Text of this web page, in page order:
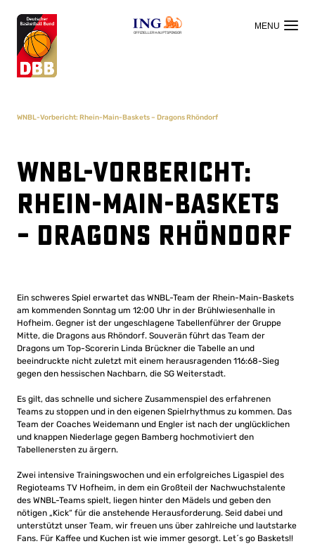
OFFIZIELLER HAUPTSPONSOR
WNBL-Vorbericht: Rhein-Main-Baskets – Dragons Rhöndorf
WNBL-Vorbericht:
Rhein-Main-Baskets
– Dragons Rhöndorf
Ein schweres Spiel erwartet das WNBL-Team der Rhein-Main-Baskets
am kommenden Sonntag um 12:00 Uhr in der Brühlwiesenhalle in
Hofheim. Gegner ist der ungeschlagene Tabellenführer der Gruppe
Mitte, die Dragons aus Rhöndorf. Souverän führt das Team der
Dragons um Top-Scorerin Linda Brückner die Tabelle an und
beeindruckte nicht zuletzt mit einem herausragenden 116:68-Sieg
gegen den hessischen Nachbarn, die SG Weiterstadt.
Es gilt, das schnelle und sichere Zusammenspiel des erfahrenen
Teams zu stoppen und in den eigenen Spielrhythmus zu kommen. Das
Team der Coaches Weidemann und Engler ist nach der unglücklichen
und knappen Niederlage gegen Bamberg hochmotiviert den
Tabellenersten zu ärgern.
Zwei intensive Trainingswochen und ein erfolgreiches Ligaspiel des
Regioteams TV Hofheim, in dem ein Großteil der Nachwuchstalente
des WNBL-Teams spielt, liegen hinter den Mädels und geben den
nötigen „Kick“ für die anstehende Herausforderung. Seid dabei und
unterstützt unser Team, wir freuen uns über zahlreiche und lautstarke
Fans. Für Kaffee und Kuchen ist wie immer gesorgt. Let´s go Baskets!!